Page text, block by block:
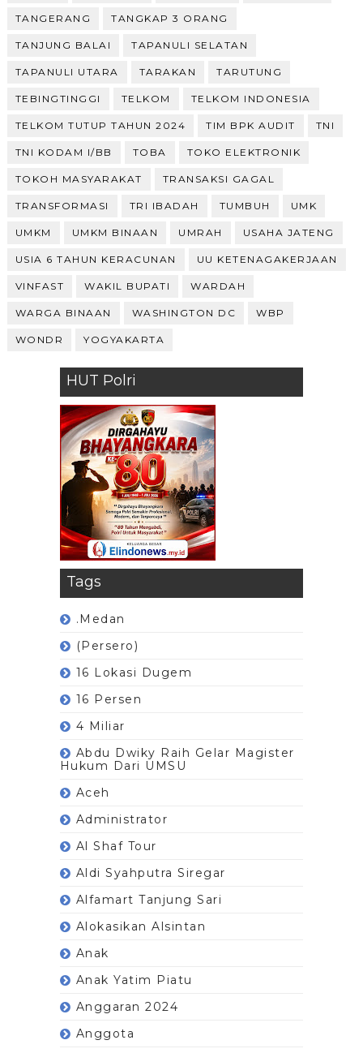
TANGERANG TANGKAP 3 ORANG
TANJUNG BALAI TAPANULI SELATAN
TAPANULI UTARA TARAKAN TARUTUNG
TEBINGTINGGI TELKOM TELKOM INDONESIA
TELKOM TUTUP TAHUN 2024 TIM BPK AUDIT TNI
TNI KODAM I/BB TOBA TOKO ELEKTRONIK
TOKOH MASYARAKAT TRANSAKSI GAGAL
TRANSFORMASI TRI IBADAH TUMBUH UMK
UMKM UMKM BINAAN UMRAH USAHA JATENG
USIA 6 TAHUN KERACUNAN UU KETENAGAKERJAAN
VINFAST WAKIL BUPATI WARDAH
WARGA BINAAN WASHINGTON DC WBP
WONDR YOGYAKARTA
HUT Polri
Tags
.Medan
(Persero)
16 Lokasi Dugem
16 Persen
4 Miliar
Abdu Dwiky Raih Gelar Magister
Hukum Dari UMSU
Aceh
Administrator
Al Shaf Tour
Aldi Syahputra Siregar
Alfamart Tanjung Sari
Alokasikan Alsintan
Anak
Anak Yatim Piatu
Anggaran 2024
Anggota